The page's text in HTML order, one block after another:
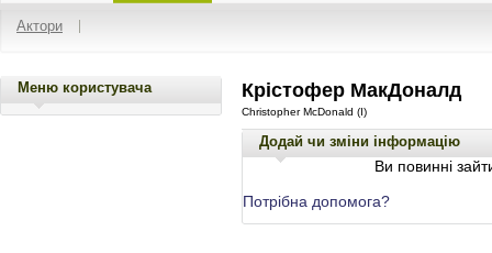
Актори
Меню користувача Крістофер МакДоналд
Christopher McDonald (I)
Додай чи зміни інформацію
Ви повинні
Потрібна допомога?